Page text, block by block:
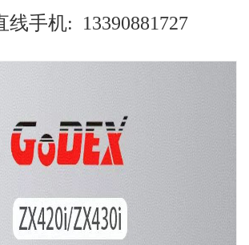
线手机: 13390881727